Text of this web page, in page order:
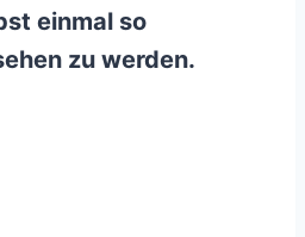
einmal so
zu werden.